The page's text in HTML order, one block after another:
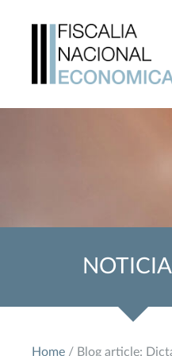
Home / Blog article: